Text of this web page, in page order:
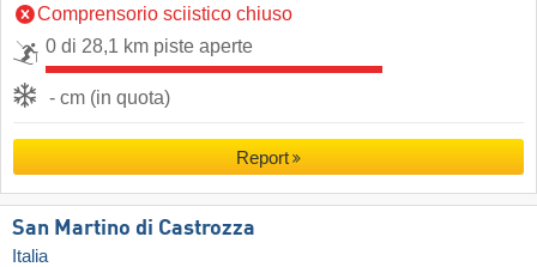
Comprensorio sciistico chiuso
0 di 28,1 km piste aperte
- cm (in quota)
Report
San Martino di Castrozza
Italia